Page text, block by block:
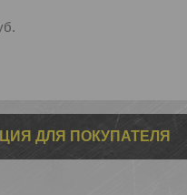
ДЛЯ ПОКУПАТЕЛЯ